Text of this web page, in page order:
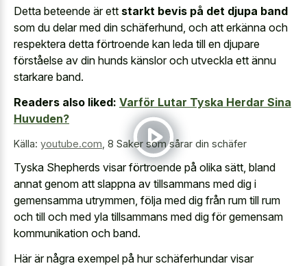
Detta beteende är ett starkt bevis på det djupa band
som du delar med din schäferhund, och att erkänna och
respektera detta förtroende kan leda till en djupare
förståelse av din hunds känslor och utveckla ett ännu
starkare band.
Readers also liked: Varför Lutar Tyska Herdar Sina
Huvuden?
Källa: youtube.com 8 Saker som sårar din schäfer
Tyska Shepherds visar förtroende på olika sätt, bland
annat genom att slappna av tillsammans med dig i
gemensamma utrymmen, följa med dig från rum till rum
och till och med yla tillsammans med dig för gemensam
kommunikation och band.
Här är några exempel på hur schäferhundar visar